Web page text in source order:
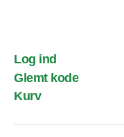
Log ind
Glemt kode
Kurv